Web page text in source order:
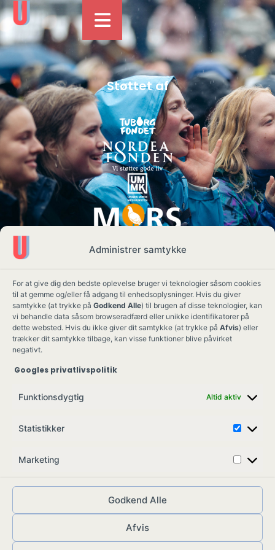
Administrer samtykke
For at give dig den bedste oplevelse bruger vi teknologier såsom cookies
til at gemme og/eller få adgang til enhedsoplysninger. Hvis du giver
samtykke (at trykke på Godkend Alle) til brugen af disse teknologier, kan
vi behandle data såsom browseradfærd eller unikke identifikatorer på
dette websted. Hvis du ikke giver dit samtykke (at trykke på Afvis) eller
trækker dit samtykke tilbage, kan visse funktioner blive påvirket
negativt.
Googles privatlivspolitik
Funktionsdygtig Altid aktiv
Statistikker
Marketing
Godkend Alle
Afvis
Støttet af
Ung Kult
Skovgade 17,
CVR: 41008547
© ungkult.dk - 2026 Allieret– din partner i